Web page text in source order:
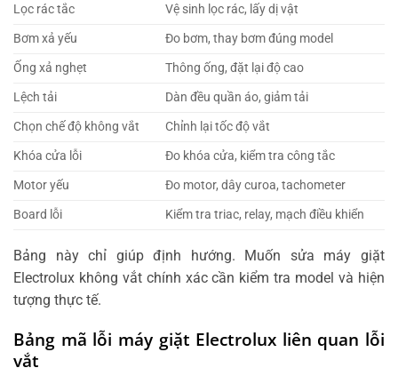
Lọc rác tắc
Vệ sinh lọc rác, lấy dị vật
Bơm xả yếu
Đo bơm, thay bơm đúng model
Ống xả nghẹt
Thông ống, đặt lại độ cao
Lệch tải
Dàn đều quần áo, giảm tải
Chọn chế độ không vắt
Chỉnh lại tốc độ vắt
Khóa cửa lỗi
Đo khóa cửa, kiểm tra công tắc
Motor yếu
Đo motor, dây curoa, tachometer
Board lỗi
Kiểm tra triac, relay, mạch điều khiển
Bảng này chỉ giúp định hướng. Muốn sửa máy giặt
Electrolux không vắt chính xác cần kiểm tra model và hiện
tượng thực tế.
Bảng mã lỗi máy giặt Electrolux liên quan lỗi
vắt